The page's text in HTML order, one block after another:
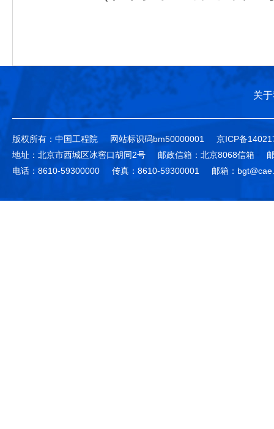
关
版权所有：中国工程院 网站标识码bm50000001
京ICP备
地址：北京市西城区冰窖口胡同2号
邮政信箱：北京8068信箱
电话：8610-59300000
传真：8610-59300001 邮箱：